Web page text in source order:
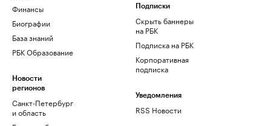
Финансы
Биографии
База знаний
РБК Образование
Новости
регионов
Санкт-Петербург
и область
Подписки
Скрыть баннеры
на РБК
Подписка на РБК
Корпоративная
подписка
Уведомления
RSS Новости